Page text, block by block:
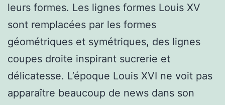
leurs formes. Les lignes formes Louis XV
sont remplacées par les formes
géométriques et symétriques, des lignes
coupes droite inspirant sucrerie et
délicatesse. L’époque Louis XVI ne voit pas
apparaître beaucoup de news dans son